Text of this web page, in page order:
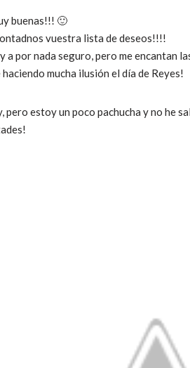
buenas!!! 🙂
vuestra lista de deseos!!!!
a por nada seguro, pero me encantan
mucha ilusión el día de Reyes!
estoy un poco pachucha y no he